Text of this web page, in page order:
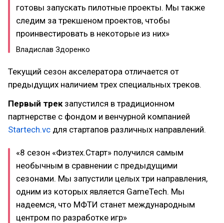
готовы запускать пилотные проекты. Мы также
следим за трекшеном проектов, чтобы
проинвестировать в некоторые из них»
Владислав Здоренко
Текущий сезон акселератора отличается от
предыдущих наличием трех специальных треков.
Первый трек запустился в традиционном
партнерстве с фондом и венчурной компанией
Startech.vc для стартапов различных направлений.
«8 сезон «Физтех.Старт» получился самым
необычным в сравнении с предыдущими
сезонами. Мы запустили целых три направления,
одним из которых является GameTech. Мы
надеемся, что МФТИ станет международным
центром по разработке игр»